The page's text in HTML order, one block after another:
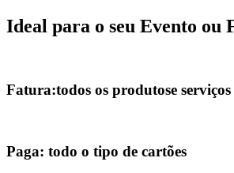
Ideal para o seu Evento ou
Fatura:todos os produtose serviços
Paga: todo o tipo de cartões